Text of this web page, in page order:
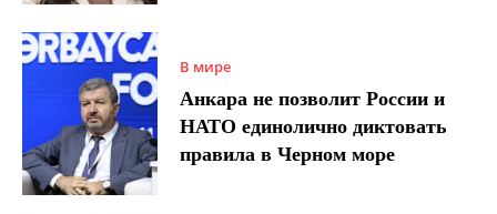
В мире
Анкара не позволит России и
НАТО единолично диктовать
правила в Черном море